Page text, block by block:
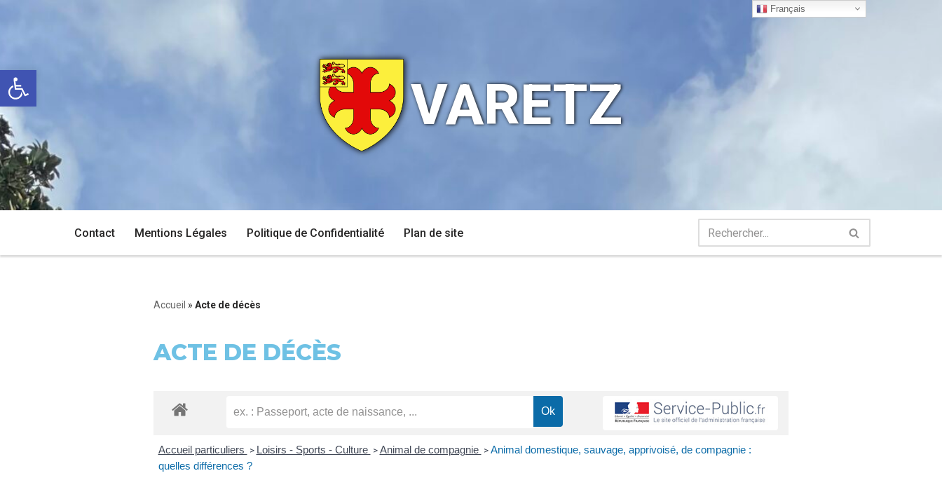
Ouvrir la barre d’outils
contenu
VARETZ
Contact Mentions Légales Politique de Confidentialité Plan de site
Accueil » Acte de décès
ACTE DE DÉCÈS
Accueil particuliers > Loisirs - Sports - Culture > Animal de compagnie > Animal domestique, sauvage, apprivoisé, de compagnie :
quelles différences ?
Français